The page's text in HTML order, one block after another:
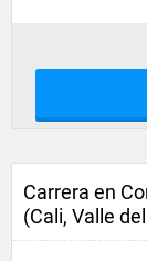
Carrera en
(Cali, Valle